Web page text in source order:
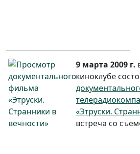
9 марта 2009 г.
киноклубе
«Этруски.
встреча со